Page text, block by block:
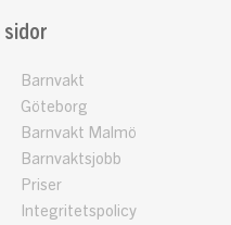
sidor
Barnvakt
Göteborg
Barnvakt Malmö
Barnvaktsjobb
Priser
Integritetspolicy